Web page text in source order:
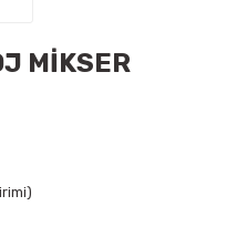
MİKSER